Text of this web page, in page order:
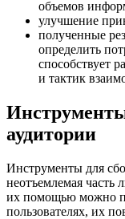
объемов
улучшение
полученные
определить
способствует
и тактик
аудитории
Инструменты для
неотъемлемая часть
их помощью можно
пользователях, их